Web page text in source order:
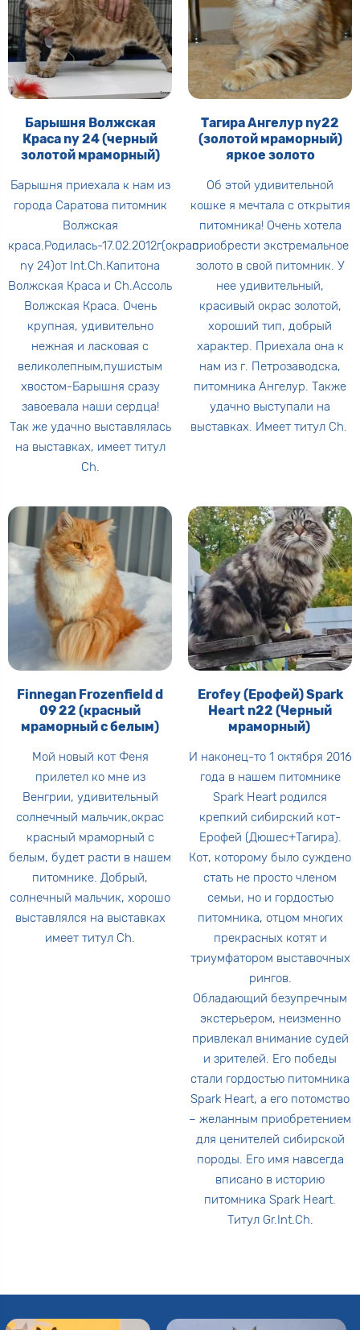
Барышня Волжская
Краса ny 24 (черный
золотой мраморный)
Барышня приехала к нам из
города Саратова питомник
Волжская
краса.Родилась-17.02.2012г(окрас
ny 24)от Int.Ch.Капитона
Волжская Краса и Ch.Ассоль
Волжская Краса. Очень
крупная, удивительно
нежная и ласковая с
великолепным,пушистым
хвостом-Барышня сразу
завоевала наши сердца!
Так же удачно выставлялась
на выставках, имеет титул
Ch.
Тагира Ангелур ny22
(золотой мраморный)
яркое золото
Об этой удивительной
кошке я мечтала с открытия
питомника! Очень хотела
приобрести экстремальное
золото в свой питомник. У
нее удивительный,
красивый окрас золотой,
хороший тип, добрый
характер. Приехала она к
нам из г. Петрозаводска,
питомника Ангелур. Также
удачно выступали на
выставках. Имеет титул Ch.
Finnegan Frozenfield d
09 22 (красный
мраморный с белым)
Мой новый кот Феня
прилетел ко мне из
Венгрии, удивительный
солнечный мальчик,окрас
красный мраморный с
белым, будет расти в нашем
питомнике. Добрый,
солнечный мальчик, хорошо
выставлялся на выставках
имеет титул Ch.
Erofey (Ерофей) Spark
Heart n22 (Черный
мраморный)
И наконец-то 1 октября 2016
года в нашем питомнике
Spark Heart родился
крепкий сибирский кот-
Ерофей (Дюшес+Тагира).
Кот, которому было суждено
стать не просто членом
семьи, но и гордостью
питомника, отцом многих
прекрасных котят и
триумфатором выставочных
рингов.
Обладающий безупречным
экстерьером, неизменно
привлекал внимание судей
и зрителей. Его победы
стали гордостью питомника
Spark Heart, а его потомство
– желанным приобретением
для ценителей сибирской
породы. Его имя навсегда
вписано в историю
питомника Spark Heart.
Титул Gr.Int.Ch.